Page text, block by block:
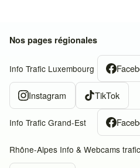
Nos pages régionales
Info Trafic Luxembourg
Instagram TikTok
Info Trafic Grand-Est
Rhône-Alpes Info & Webcams trafic